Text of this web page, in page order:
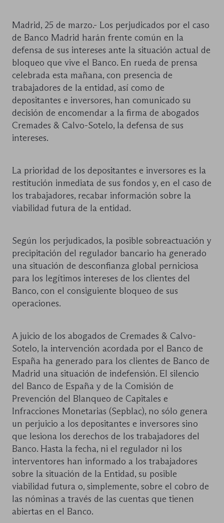
Madrid, 25 de marzo.- Los perjudicados por el caso
de Banco Madrid harán frente común en la
defensa de sus intereses ante la situación actual de
bloqueo que vive el Banco. En rueda de prensa
celebrada esta mañana, con presencia de
trabajadores de la entidad, así como de
depositantes e inversores, han comunicado su
decisión de encomendar a la firma de abogados
Cremades & Calvo-Sotelo, la defensa de sus
intereses.
La prioridad de los depositantes e inversores es la
restitución inmediata de sus fondos y, en el caso de
los trabajadores, recabar información sobre la
viabilidad futura de la entidad.
Según los perjudicados, la posible sobreactuación y
precipitación del regulador bancario ha generado
una situación de desconfianza global perniciosa
para los legítimos intereses de los clientes del
Banco, con el consiguiente bloqueo de sus
operaciones.
A juicio de los abogados de Cremades & Calvo-
Sotelo, la intervención acordada por el Banco de
España ha generado para los clientes de Banco de
Madrid una situación de indefensión. El silencio
del Banco de España y de la Comisión de
Prevención del Blanqueo de Capitales e
Infracciones Monetarias (Sepblac), no sólo genera
un perjuicio a los depositantes e inversores sino
que lesiona los derechos de los trabajadores del
Banco. Hasta la fecha, ni el regulador ni los
interventores han informado a los trabajadores
sobre la situación de la Entidad, su posible
viabilidad futura o, simplemente, sobre el cobro de
las nóminas a través de las cuentas que tienen
abiertas en el Banco.